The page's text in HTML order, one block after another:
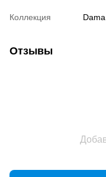
Коллекция Dama
Отзывы